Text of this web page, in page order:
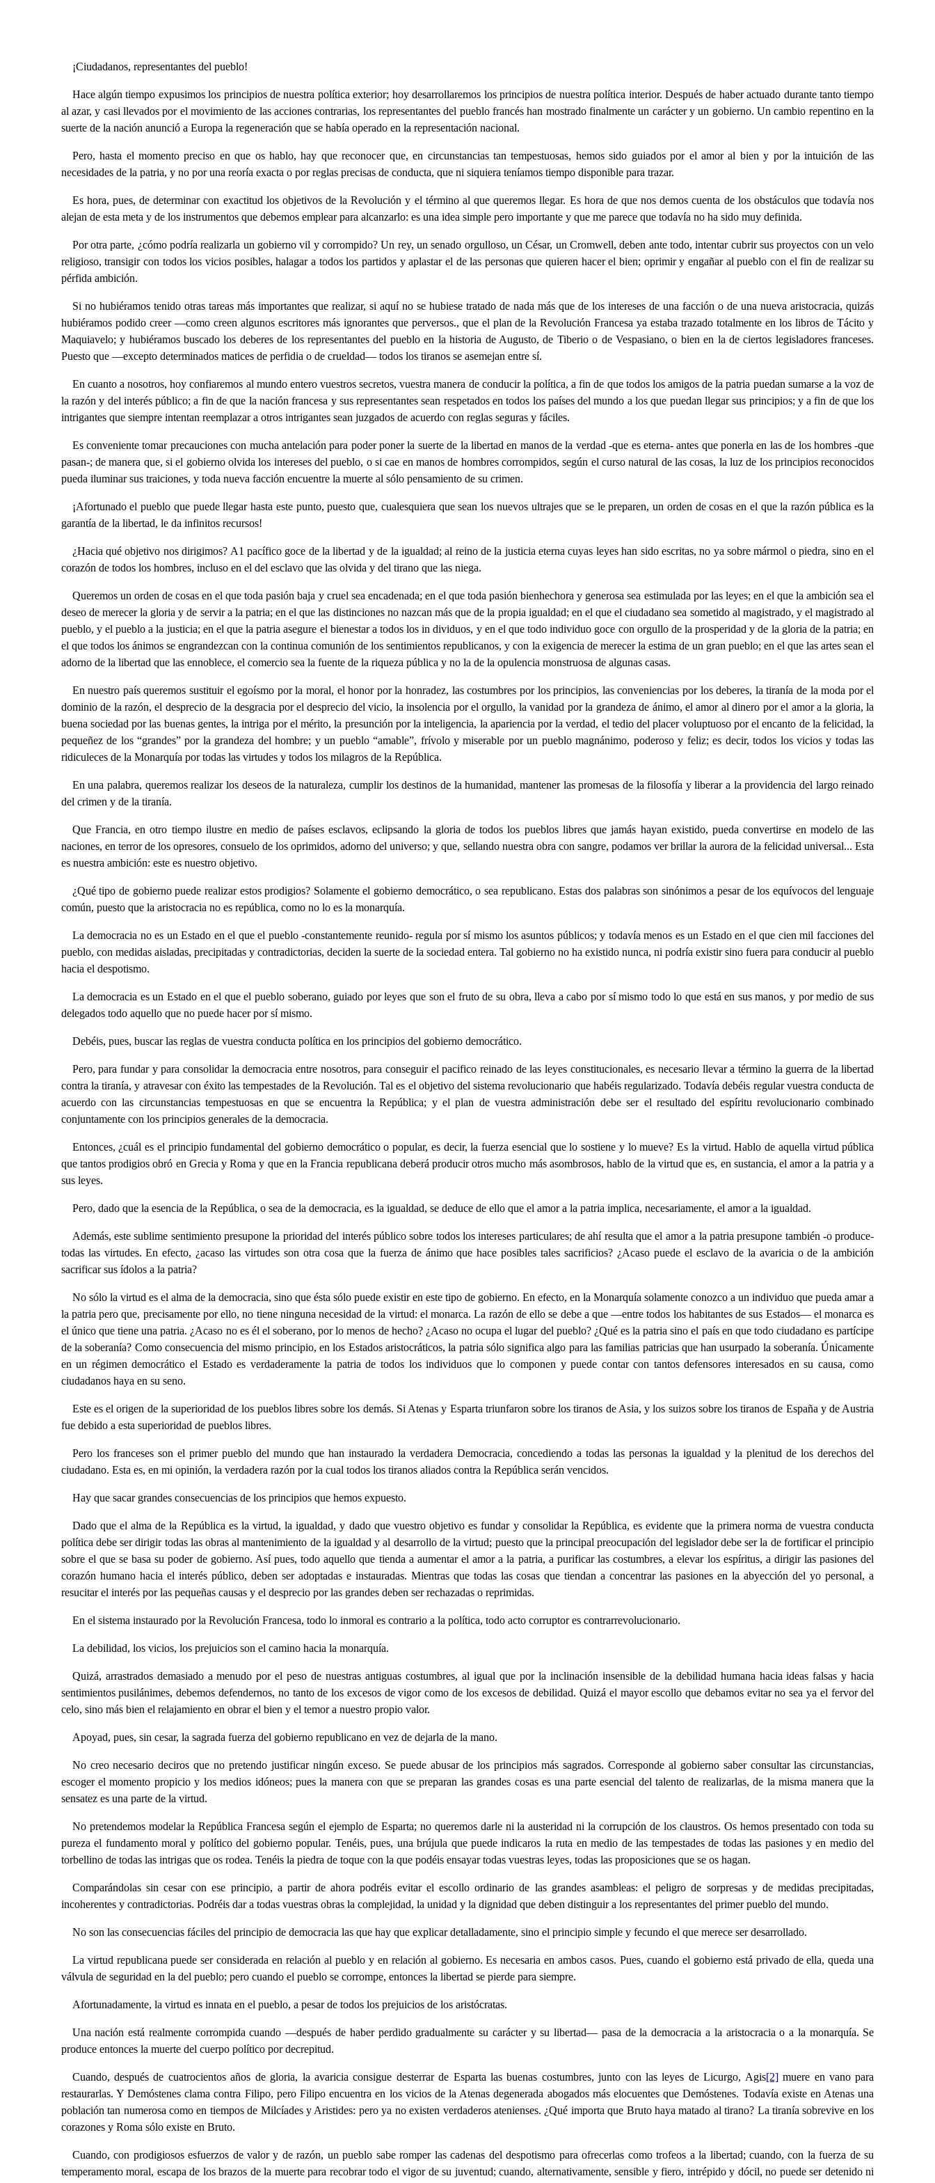
¡Ciudadanos, representantes del pueblo!
Hace algún tiempo expusimos los principios de nuestra política exterior; hoy desarrollaremos los principios de nuestra política interior. Después de haber actuado durante tanto tiempo
al azar, y casi llevados por el movimiento de las acciones contrarias, los representantes del pueblo francés han mostrado finalmente un carácter y un gobierno. Un cambio repentino en la
suerte de la nación anunció a Europa la regeneración que se había operado en la representación nacional.
Pero, hasta el momento preciso en que os hablo, hay que reconocer que, en circunstancias tan tempestuosas, hemos sido guiados por el amor al bien y por la intuición de las
necesidades de la patria, y no por una reoría exacta o por reglas precisas de conducta, que ni siquiera teníamos tiempo disponible para trazar.
Es hora, pues, de determinar con exactitud los objetivos de la Revolución y el término al que queremos llegar. Es hora de que nos demos cuenta de los obstáculos que todavía nos
alejan de esta meta y de los instrumentos que debemos emplear para alcanzarlo: es una idea simple pero importante y que me parece que todavía no ha sido muy definida.
Por otra parte, ¿cómo podría realizarla un gobierno vil y corrompido? Un rey, un senado orgulloso, un César, un Cromwell, deben ante todo, intentar cubrir sus proyectos con un velo
religioso, transigir con todos los vicios posibles, halagar a todos los partidos y aplastar el de las personas que quieren hacer el bien; oprimir y engañar al pueblo con el fin de realizar su
pérfida ambición.
Si no hubiéramos tenido otras tareas más importantes que realizar, si aquí no se hubiese tratado de nada más que de los intereses de una facción o de una nueva aristocracia, quizás
hubiéramos podido creer —como creen algunos escritores más ignorantes que perversos., que el plan de la Revolución Francesa ya estaba trazado totalmente en los libros de Tácito y
Maquiavelo; y hubiéramos buscado los deberes de los representantes del pueblo en la historia de Augusto, de Tiberio o de Vespasiano, o bien en la de ciertos legisladores franceses.
Puesto que —excepto determinados matices de perfidia o de crueldad— todos los tiranos se asemejan entre sí.
En cuanto a nosotros, hoy confiaremos al mundo entero vuestros secretos, vuestra manera de conducir la política, a fin de que todos los amigos de la patria puedan sumarse a la voz de
la razón y del interés público; a fin de que la nación francesa y sus representantes sean respetados en todos los países del mundo a los que puedan llegar sus principios; y a fin de que los
intrigantes que siempre intentan reemplazar a otros intrigantes sean juzgados de acuerdo con reglas seguras y fáciles.
Es conveniente tomar precauciones con mucha antelación para poder poner la suerte de la libertad en manos de la verdad -que es eterna- antes que ponerla en las de los hombres -que
pasan-; de manera que, si el gobierno olvida los intereses del pueblo, o si cae en manos de hombres corrompidos, según el curso natural de las cosas, la luz de los principios reconocidos
pueda iluminar sus traiciones, y toda nueva facción encuentre la muerte al sólo pensamiento de su crimen.
¡Afortunado el pueblo que puede llegar hasta este punto, puesto que, cualesquiera que sean los nuevos ultrajes que se le preparen, un orden de cosas en el que la razón pública es la
garantía de la libertad, le da infinitos recursos!
¿Hacia qué objetivo nos dirigimos? A1 pacífico goce de la libertad y de la igualdad; al reino de la justicia eterna cuyas leyes han sido escritas, no ya sobre mármol o piedra, sino en el
corazón de todos los hombres, incluso en el del esclavo que las olvida y del tirano que las niega.
Queremos un orden de cosas en el que toda pasión baja y cruel sea encadenada; en el que toda pasión bienhechora y generosa sea estimulada por las leyes; en el que la ambición sea el
deseo de merecer la gloria y de servir a la patria; en el que las distinciones no nazcan más que de la propia igualdad; en el que el ciudadano sea sometido al magistrado, y el magistrado al
pueblo, y el pueblo a la justicia; en el que la patria asegure el bienestar a todos los in dividuos, y en el que todo individuo goce con orgullo de la prosperidad y de la gloria de la patria; en
el que todos los ánimos se engrandezcan con la continua comunión de los sentimientos republicanos, y con la exigencia de merecer la estima de un gran pueblo; en el que las artes sean el
adorno de la libertad que las ennoblece, el comercio sea la fuente de la riqueza pública y no la de la opulencia monstruosa de algunas casas.
En nuestro país queremos sustituir el egoísmo por la moral, el honor por la honradez, las costumbres por los principios, las conveniencias por los deberes, la tiranía de la moda por el
dominio de la razón, el desprecio de la desgracia por el desprecio del vicio, la insolencia por el orgullo, la vanidad por la grandeza de ánimo, el amor al dinero por el amor a la gloria, la
buena sociedad por las buenas gentes, la intriga por el mérito, la presunción por la inteligencia, la apariencia por la verdad, el tedio del placer voluptuoso por el encanto de la felicidad, la
pequeñez de los “grandes” por la grandeza del hombre; y un pueblo “amable”, frívolo y miserable por un pueblo magnánimo, poderoso y feliz; es decir, todos los vicios y todas las
ridiculeces de la Monarquía por todas las virtudes y todos los milagros de la República.
En una palabra, queremos realizar los deseos de la naturaleza, cumplir los destinos de la humanidad, mantener las promesas de la filosofía y liberar a la providencia del largo reinado
del crimen y de la tiranía.
Que Francia, en otro tiempo ilustre en medio de países esclavos, eclipsando la gloria de todos los pueblos libres que jamás hayan existido, pueda convertirse en modelo de las
naciones, en terror de los opresores, consuelo de los oprimidos, adorno del universo; y que, sellando nuestra obra con sangre, podamos ver brillar la aurora de la felicidad universal... Esta
es nuestra ambición: este es nuestro objetivo.
¿Qué tipo de gobierno puede realizar estos prodigios? Solamente el gobierno democrático, o sea republicano. Estas dos palabras son sinónimos a pesar de los equívocos del lenguaje
común, puesto que la aristocracia no es república, como no lo es la monarquía.
La democracia no es un Estado en el que el pueblo -constantemente reunido- regula por sí mismo los asuntos públicos; y todavía menos es un Estado en el que cien mil facciones del
pueblo, con medidas aisladas, precipitadas y contradictorias, deciden la suerte de la sociedad entera. Tal gobierno no ha existido nunca, ni podría existir sino fuera para conducir al pueblo
hacia el despotismo.
La democracia es un Estado en el que el pueblo soberano, guiado por leyes que son el fruto de su obra, lleva a cabo por sí mismo todo lo que está en sus manos, y por medio de sus
delegados todo aquello que no puede hacer por sí mismo.
Debéis, pues, buscar las reglas de vuestra conducta política en los principios del gobierno democrático.
Pero, para fundar y para consolidar la democracia entre nosotros, para conseguir el pacifico reinado de las leyes constitucionales, es necesario llevar a término la guerra de la libertad
contra la tiranía, y atravesar con éxito las tempestades de la Revolución. Tal es el objetivo del sistema revolucionario que habéis regularizado. Todavía debéis regular vuestra conducta de
acuerdo con las circunstancias tempestuosas en que se encuentra la República; y el plan de vuestra administración debe ser el resultado del espíritu revolucionario combinado
conjuntamente con los principios generales de la democracia.
Entonces, ¿cuál es el principio fundamental del gobierno democrático o popular, es decir, la fuerza esencial que lo sostiene y lo mueve? Es la virtud. Hablo de aquella virtud pública
que tantos prodigios obró en Grecia y Roma y que en la Francia republicana deberá producir otros mucho más asombrosos, hablo de la virtud que es, en sustancia, el amor a la patria y a
sus leyes.
Pero, dado que la esencia de la República, o sea de la democracia, es la igualdad, se deduce de ello que el amor a la patria implica, necesariamente, el amor a la igualdad.
Además, este sublime sentimiento presupone la prioridad del interés público sobre todos los intereses particulares; de ahí resulta que el amor a la patria presupone también -o produce-
todas las virtudes. En efecto, ¿acaso las virtudes son otra cosa que la fuerza de ánimo que hace posibles tales sacrificios? ¿Acaso puede el esclavo de la avaricia o de la ambición
sacrificar sus ídolos a la patria?
No sólo la virtud es el alma de la democracia, sino que ésta sólo puede existir en este tipo de gobierno. En efecto, en la Monarquía solamente conozco a un individuo que pueda amar a
la patria pero que, precisamente por ello, no tiene ninguna necesidad de la virtud: el monarca. La razón de ello se debe a que —entre todos los habitantes de sus Estados— el monarca es
el único que tiene una patria. ¿Acaso no es él el soberano, por lo menos de hecho? ¿Acaso no ocupa el lugar del pueblo? ¿Qué es la patria sino el país en que todo ciudadano es partícipe
de la soberanía? Como consecuencia del mismo principio, en los Estados aristocráticos, la patria sólo significa algo para las familias patricias que han usurpado la soberanía. Únicamente
en un régimen democrático el Estado es verdaderamente la patria de todos los individuos que lo componen y puede contar con tantos defensores interesados en su causa, como
ciudadanos haya en su seno.
Este es el origen de la superioridad de los pueblos libres sobre los demás. Si Atenas y Esparta triunfaron sobre los tiranos de Asia, y los suizos sobre los tiranos de España y de Austria
fue debido a esta superioridad de pueblos libres.
Pero los franceses son el primer pueblo del mundo que han instaurado la verdadera Democracia, concediendo a todas las personas la igualdad y la plenitud de los derechos del
ciudadano. Esta es, en mi opinión, la verdadera razón por la cual todos los tiranos aliados contra la República serán vencidos.
Hay que sacar grandes consecuencias de los principios que hemos expuesto.
Dado que el alma de la República es la virtud, la igualdad, y dado que vuestro objetivo es fundar y consolidar la República, es evidente que la primera norma de vuestra conducta
política debe ser dirigir todas las obras al mantenimiento de la igualdad y al desarrollo de la virtud; puesto que la principal preocupación del legislador debe ser la de fortificar el principio
sobre el que se basa su poder de gobierno. Así pues, todo aquello que tienda a aumentar el amor a la patria, a purificar las costumbres, a elevar los espíritus, a dirigir las pasiones del
corazón humano hacia el interés público, deben ser adoptadas e instauradas. Mientras que todas las cosas que tiendan a concentrar las pasiones en la abyección del yo personal, a
resucitar el interés por las pequeñas causas y el desprecio por las grandes deben ser rechazadas o reprimidas.
En el sistema instaurado por la Revolución Francesa, todo lo inmoral es contrario a la política, todo acto corruptor es contrarrevolucionario.
La debilidad, los vicios, los prejuicios son el camino hacia la monarquía.
Quizá, arrastrados demasiado a menudo por el peso de nuestras antiguas costumbres, al igual que por la inclinación insensible de la debilidad humana hacia ideas falsas y hacia
sentimientos pusilánimes, debemos defendernos, no tanto de los excesos de vigor como de los excesos de debilidad. Quizá el mayor escollo que debamos evitar no sea ya el fervor del
celo, sino más bien el relajamiento en obrar el bien y el temor a nuestro propio valor.
Apoyad, pues, sin cesar, la sagrada fuerza del gobierno republicano en vez de dejarla de la mano.
No creo necesario deciros que no pretendo justificar ningún exceso. Se puede abusar de los principios más sagrados. Corresponde al gobierno saber consultar las circunstancias,
escoger el momento propicio y los medios idóneos; pues la manera con que se preparan las grandes cosas es una parte esencial del talento de realizarlas, de la misma manera que la
sensatez es una parte de la virtud.
No pretendemos modelar la República Francesa según el ejemplo de Esparta; no queremos darle ni la austeridad ni la corrupción de los claustros. Os hemos presentado con toda su
pureza el fundamento moral y político del gobierno popular. Tenéis, pues, una brújula que puede indicaros la ruta en medio de las tempestades de todas las pasiones y en medio del
torbellino de todas las intrigas que os rodea. Tenéis la piedra de toque con la que podéis ensayar todas vuestras leyes, todas las proposiciones que se os hagan.
Comparándolas sin cesar con ese principio, a partir de ahora podréis evitar el escollo ordinario de las grandes asambleas: el peligro de sorpresas y de medidas precipitadas,
incoherentes y contradictorias. Podréis dar a todas vuestras obras la complejidad, la unidad y la dignidad que deben distinguir a los representantes del primer pueblo del mundo.
No son las consecuencias fáciles del principio de democracia las que hay que explicar detalladamente, sino el principio simple y fecundo el que merece ser desarrollado.
La virtud republicana puede ser considerada en relación al pueblo y en relación al gobierno. Es necesaria en ambos casos. Pues, cuando el gobierno está privado de ella, queda una
válvula de seguridad en la del pueblo; pero cuando el pueblo se corrompe, entonces la libertad se pierde para siempre.
Afortunadamente, la virtud es innata en el pueblo, a pesar de todos los prejuicios de los aristócratas.
Una nación está realmente corrompida cuando —después de haber perdido gradualmente su carácter y su libertad— pasa de la democracia a la aristocracia o a la monarquía. Se
produce entonces la muerte del cuerpo político por decrepitud.
Cuando, después de cuatrocientos años de gloria, la avaricia consigue desterrar de Esparta las buenas costumbres, junto con las leyes de Licurgo, Agis[2]muere en vano para
restaurarlas. Y Demóstenes clama contra Filipo, pero Filipo encuentra en los vicios de la Atenas degenerada abogados más elocuentes que Demóstenes. Todavía existe en Atenas una
población tan numerosa como en tiempos de Milcíades y Aristides: pero ya no existen verdaderos atenienses. ¿Qué importa que Bruto haya matado al tirano? La tiranía sobrevive en los
corazones y Roma sólo existe en Bruto.
Cuando, con prodigiosos esfuerzos de valor y de razón, un pueblo sabe romper las cadenas del despotismo para ofrecerlas como trofeos a la libertad; cuando, con la fuerza de su
temperamento moral, escapa de los brazos de la muerte para recobrar todo el vigor de su juventud; cuando, alternativamente, sensible y fiero, intrépido y dócil, no puede ser detenido ni